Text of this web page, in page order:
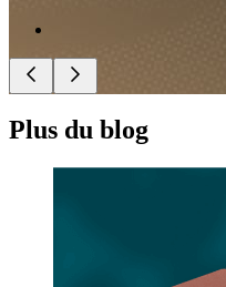
Plus du blog